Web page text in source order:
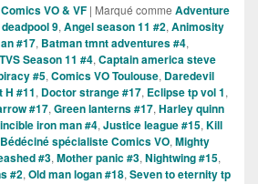
VO & VF | Marqué comme Adventure
9, Angel season 11 #2, Animosity
#17, Batman tmnt adventures #4,
Season 11 #4, Captain america steve
#5, Comics VO Toulouse, Daredevil
H #11, Doctor strange #17, Eclipse tp vol 1,
#17, Green lanterns #17, Harley quinn
iron man #4, Justice league #15, Kill
spécialiste Comics VO, Mighty
#3, Mother panic #3, Nightwing #15,
#2, Old man logan #18, Seven to eternity tp